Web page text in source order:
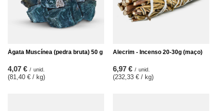
Ágata Muscínea (pedra bruta) 50 g
4,07 € / unid.
(81,40 € / kg)
Alecrim - Incenso 20-30g (maço)
6,97 € / unid.
(232,33 € / kg)